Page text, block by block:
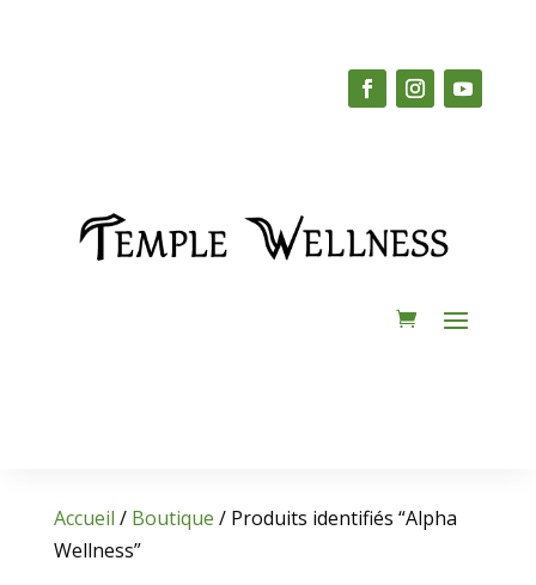
Accueil / Boutique / Produits identifiés “Alpha
Wellness”